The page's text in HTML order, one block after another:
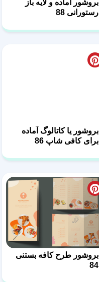
رستورانی 88
برای کافی شاپ 86
بروشور طرح کافه بستنی
84